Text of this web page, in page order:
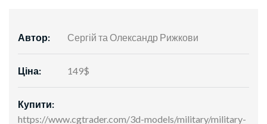
Автор: Сергій та Олександр Рижкови
Ціна: 149$
Купити:
https://www.cgtrader.com/3d-models/military/military-